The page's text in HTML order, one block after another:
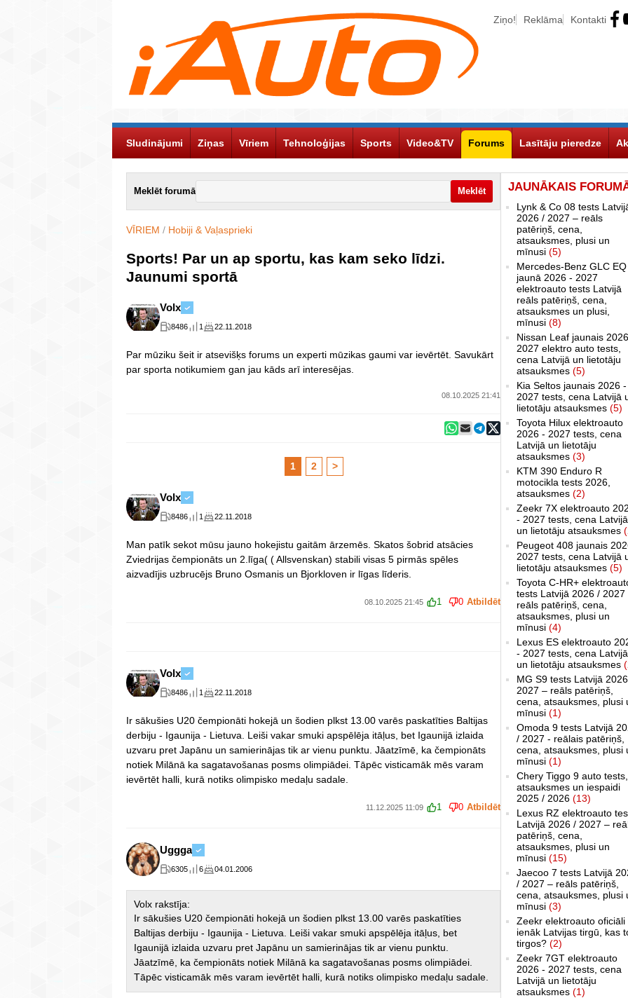
Ziņo! Reklāma Kontakti
Sludinājumi Ziņas Vīriem Tehnoloģijas Sports Video&TV Forums Lasītāju pieredze
Meklēt forumā
VĪRIEM / Hobiji & Vaļasprieki
Sports! Par un ap sportu, kas kam seko līdzi.
Jaunumi sportā
Volx
8486 1 22.11.2018
Par mūziku šeit ir atsevišķs forums un experti mūzikas gaumi var ievērtēt. Savukārt
par sporta notikumiem gan jau kāds arī interesējas.
08.10.2025 21:41
1 2 >
Volx
8486 1 22.11.2018
Man patīk sekot mūsu jauno hokejistu gaitām ārzemēs. Skatos šobrid atsācies
Zviedrijas čempionāts un 2.līga( ( Allsvenskan) stabili visas 5 pirmās spēles
aizvadījis uzbrucējs Bruno Osmanis un Bjorkloven ir līgas līderis.
08.10.2025 21:45 1 0 Atbildēt
Volx
8486 1 22.11.2018
Ir sākušies U20 čempionāti hokejā un šodien plkst 13.00 varēs paskatīties Baltijas
derbiju - Igaunija - Lietuva. Leiši vakar smuki apspēlēja itāļus, bet Igaunijā izlaida
uzvaru pret Japānu un samierinājas tik ar vienu punktu. Jāatzīmē, ka čempionāts
notiek Milānā ka sagatavošanas posms olimpiādei. Tāpēc visticamāk mēs varam
ievērtēt halli, kurā notiks olimpisko medaļu sadale.
11.12.2025 11:09 1 0 Atbildēt
Uggga
6305 6 04.01.2006
Volx rakstīja:
Ir sākušies U20 čempionāti hokejā un šodien plkst 13.00 varēs paskatīties
Baltijas derbiju - Igaunija - Lietuva. Leiši vakar smuki apspēlēja itāļus, bet
Igaunijā izlaida uzvaru pret Japānu un samierinājas tik ar vienu punktu.
Jāatzīmē, ka čempionāts notiek Milānā ka sagatavošanas posms olimpiādei.
Tāpēc visticamāk mēs varam ievērtēt halli, kurā notiks olimpisko medaļu sadale.
JAUNĀKAIS
Lynk & Co 08 tests
2026 / 2027 – reāls
patēriņš, cena,
atsauksmes, plusi un
mīnusi (5)
Mercedes-Benz GLC EQ
jaunā 2026 - 2027
elektroauto tests Latvijā
reāls patēriņš, cena,
atsauksmes un plusi,
mīnusi (8)
Nissan Leaf jaunais
2027 elektro auto tests,
cena Latvijā un lietotāju
atsauksmes (5)
Kia Seltos jaunais 2026 -
2027 tests, cena Latvijā
lietotāju atsauksmes (5)
Toyota Hilux elektroauto
2026 - 2027 tests, cena
Latvijā un lietotāju
atsauksmes (3)
KTM 390 Enduro R
motocikla tests 2026,
atsauksmes (2)
Zeekr 7X elektroauto
- 2027 tests, cena Latvijā
un lietotāju atsauksmes
Peugeot 408 jaunais
2027 tests, cena Latvijā
lietotāju atsauksmes (5)
Toyota C-HR+
tests Latvijā 2026 / 2027
reāls patēriņš, cena,
atsauksmes, plusi un
mīnusi (4)
Lexus ES elektroauto
- 2027 tests, cena Latvijā
un lietotāju atsauksmes
MG S9 tests Latvijā
2027 – reāls patēriņš,
cena, atsauksmes, plusi
mīnusi (1)
Omoda 9 tests Latvijā
/ 2027 - reālais patēriņš,
cena, atsauksmes, plusi
mīnusi (1)
Chery Tiggo 9 auto tests,
atsauksmes un iespaidi
2025 / 2026 (13)
Lexus RZ elektroauto
Latvijā 2026 / 2027 –
patēriņš, cena,
atsauksmes, plusi un
mīnusi (15)
Jaecoo 7 tests Latvijā
/ 2027 – reāls patēriņš,
cena, atsauksmes, plusi
mīnusi (3)
Zeekr elektroauto oficiāli
ienāk Latvijas tirgū, kas
tirgos? (2)
Zeekr 7GT elektroauto
2026 - 2027 tests, cena
Latvijā un lietotāju
atsauksmes (1)